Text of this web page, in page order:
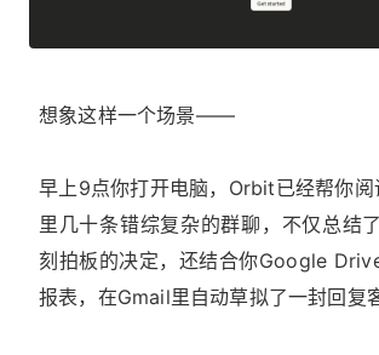
想象这样一个场景——
早上9点你打开电脑，Orbit已经帮你
里几十条错综复杂的群聊，不仅总结
刻拍板的决定，还结合你Google
报表，在Gmail里自动草拟了一封回复